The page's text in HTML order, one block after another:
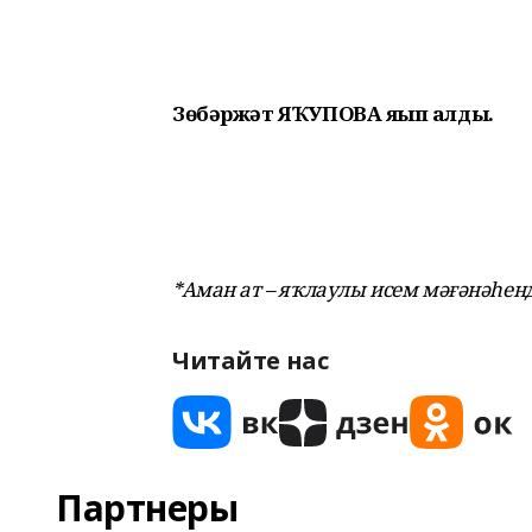
Зөбәржәт ЯҠУПОВА яҙып алды.
*Аман ат – яҡлаулы исем
Читайте нас
Партнеры